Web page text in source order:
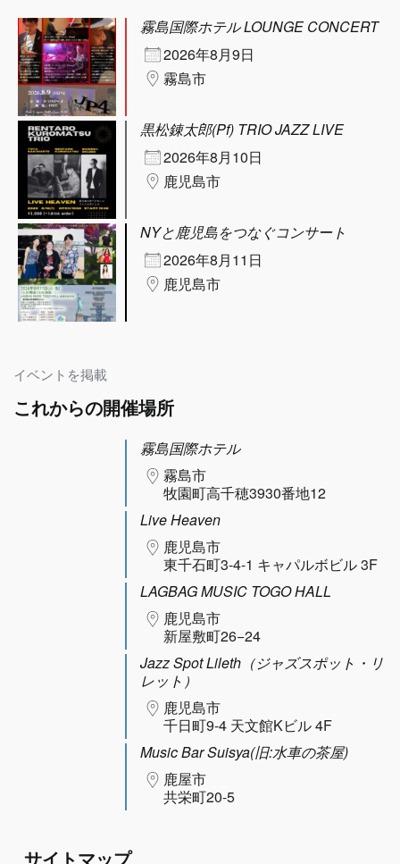
霧島国際ホテル LOUNGE CONCERT
2026年8月9日
霧島市
黒松錬太郎(Pf) TRIO JAZZ LIVE
2026年8月10日
鹿児島市
NYと鹿児島をつなぐコンサート
2026年8月11日
鹿児島市
イベントを掲載
これからの開催場所
霧島国際ホテル
霧島市
牧園町高千穂3930番地12
Live Heaven
鹿児島市
東千石町3-4-1 キャパルボビル 3F
LAGBAG MUSIC TOGO HALL
鹿児島市
新屋敷町26−24
Jazz Spot Lileth（ジャズスポット・リ
レット）
鹿児島市
千日町9-4 天文館Kビル 4F
Music Bar Suisya(旧:水車の茶屋)
鹿屋市
共栄町20-5
サイトマップ